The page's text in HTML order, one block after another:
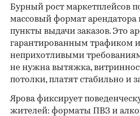
Бурный рост маркетплейсов
массовый формат
пункты выдачи заказов. Это
гарантированным трафиком и
неприхотливыми
не нужна вытяжка,
потолки, платят стабильно и
Ярова фиксирует
жителей: форматы ПВЗ и